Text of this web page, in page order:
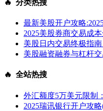
🔥 分类热搜
最新美股开户攻略
2025美股券商交易成
美股日内交易终极指
美股融资融券与杠杆
🔥 全站热搜
外汇额度5万美元限制
2025瑞讯银行开户攻